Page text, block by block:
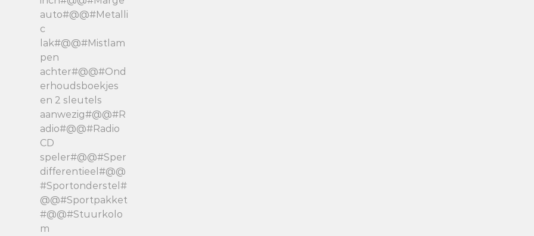
auto#@@#Metalli
c
lak#@@#Mistlam
pen
achter#@@#Ond
erhoudsboekjes
en 2 sleutels
aanwezig#@@#R
adio#@@#Radio
CD
speler#@@#Sper
differentieel#@@
#Sportonderstel#
@@#Sportpakket
#@@#Stuurkolo
m